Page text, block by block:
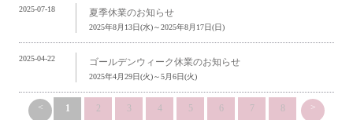
2025-07-18 夏季休業のお知らせ
2025年8月13日(水)～2025年8月17日(日)
2025-04-22 ゴールデンウィーク休業のお知らせ
2025年4月29日(火)～5月6日(火)
< 1 2 3 4 5 6 7 8 >